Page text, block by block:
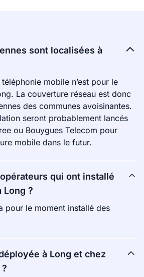
sont localisées à
mobile n’est pour le
La couverture réseau est donc
des communes avoisinantes.
seront probablement lancés
ou Bouygues Telecom pour
mobile dans le futur.
qui ont installé
Long ?
pour le moment installé des
à Long et chez